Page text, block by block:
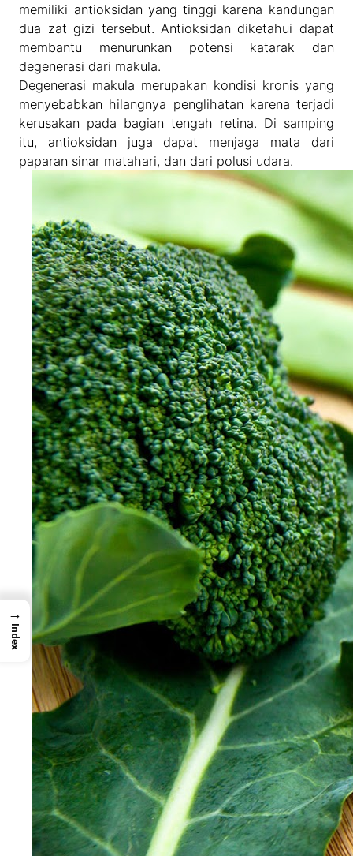
memiliki antioksidan yang tinggi karena kandungan
dua zat gizi tersebut. Antioksidan diketahui dapat
membantu menurunkan potensi katarak dan
degenerasi dari makula.
Degenerasi makula merupakan kondisi kronis yang
menyebabkan hilangnya penglihatan karena terjadi
kerusakan pada bagian tengah retina. Di samping
itu, antioksidan juga dapat menjaga mata dari
paparan sinar matahari, dan dari polusi udara.
→
Index